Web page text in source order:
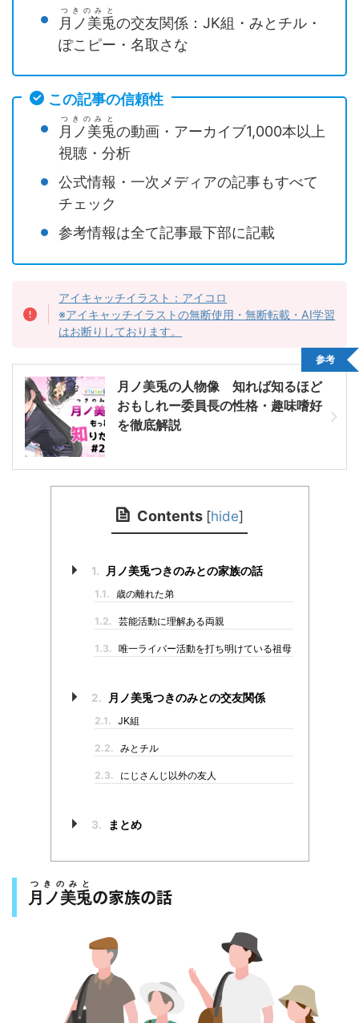
月ノ美兎
つきのみと
の交友関係：JK組・みとチル・
ぽこピー・名取さな
この記事の信頼性
月ノ美兎
つきのみと
の動画・アーカイブ1,000本以上
視聴・分析
公式情報・一次メディアの記事もすべて
チェック
参考情報は全て記事最下部に記載
アイキャッチイラスト：アイコロ
※アイキャッチイラストの無断使用・無断転載・AI学習
はお断りしております。
月ノ美兎の人物像 知れば知るほど
おもしれー委員長の性格・趣味嗜好
を徹底解説
参考
Contents [hide]
1. 月ノ美兎つきのみとの家族の話
1.1. 歳の離れた弟
1.2. 芸能活動に理解ある両親
1.3. 唯一ライバー活動を打ち明けている祖母
2. 月ノ美兎つきのみとの交友関係
2.1. JK組
2.2. みとチル
2.3. にじさんじ以外の友人
3. まとめ
月ノ美兎
つきのみと
の家族の話